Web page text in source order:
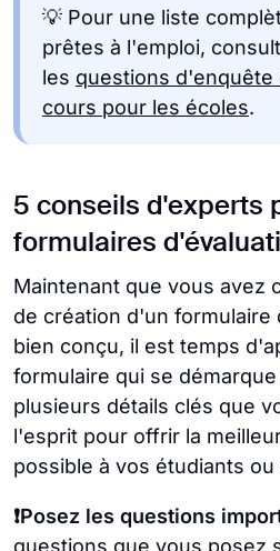
💡 Pour une liste
prêtes à l'emploi,
les questions d'enquête
cours pour les écoles.
5 conseils d'experts
formulaires
Maintenant que vous avez
de création d'un formulaire
bien conçu, il est temps
formulaire qui se
plusieurs détails clés que
l'esprit pour offrir la
possible à vos étudiants ou
❗Posez les questions